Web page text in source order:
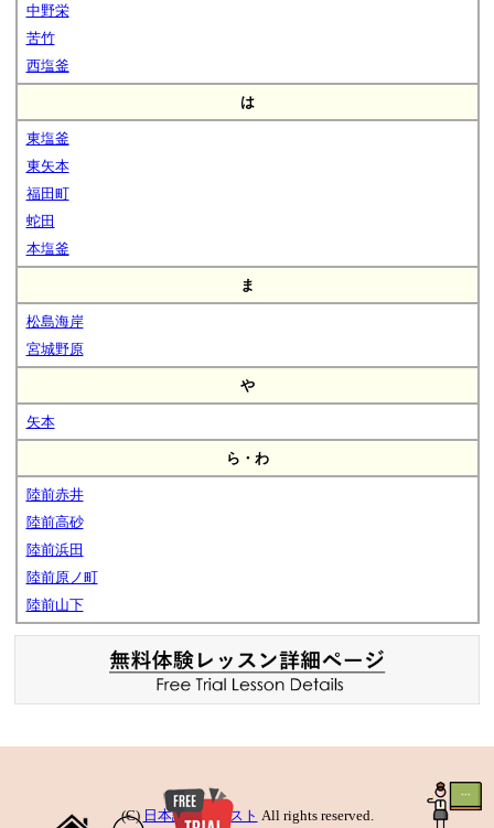
中野栄
苦竹
西塩釜
は
東塩釜
東矢本
福田町
蛇田
本塩釜
ま
松島海岸
宮城野原
や
矢本
ら・わ
陸前赤井
陸前高砂
陸前浜田
陸前原ノ町
陸前山下
(C) 日本語先生リスト All rights reserved.